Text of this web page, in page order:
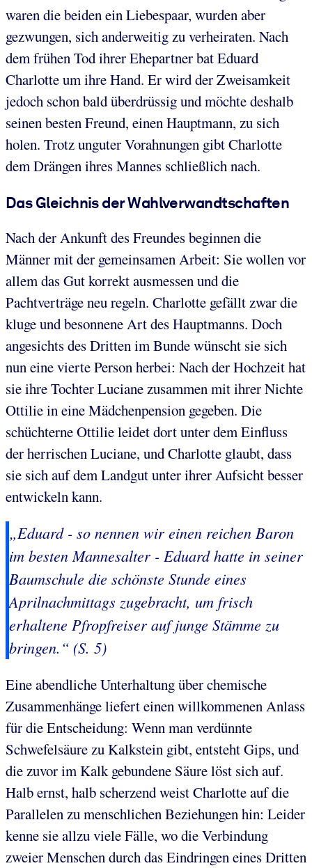
waren die beiden ein Liebespaar, wurden aber
gezwungen, sich anderweitig zu verheiraten. Nach
dem frühen Tod ihrer Ehepartner bat Eduard
Charlotte um ihre Hand. Er wird der Zweisamkeit
jedoch schon bald überdrüssig und möchte deshalb
seinen besten Freund, einen Hauptmann, zu sich
holen. Trotz unguter Vorahnungen gibt Charlotte
dem Drängen ihres Mannes schließlich nach.
Das Gleichnis der Wahlverwandtschaften
Nach der Ankunft des Freundes beginnen die
Männer mit der gemeinsamen Arbeit: Sie wollen vor
allem das Gut korrekt ausmessen und die
Pachtverträge neu regeln. Charlotte gefällt zwar die
kluge und besonnene Art des Hauptmanns. Doch
angesichts des Dritten im Bunde wünscht sie sich
nun eine vierte Person herbei: Nach der Hochzeit hat
sie ihre Tochter Luciane zusammen mit ihrer Nichte
Ottilie in eine Mädchenpension gegeben. Die
schüchterne Ottilie leidet dort unter dem Einfluss
der herrischen Luciane, und Charlotte glaubt, dass
sie sich auf dem Landgut unter ihrer Aufsicht besser
entwickeln kann.
„Eduard - so nennen wir einen reichen Baron
im besten Mannesalter - Eduard hatte in seiner
Baumschule die schönste Stunde eines
Aprilnachmittags zugebracht, um frisch
erhaltene Pfropfreiser auf junge Stämme zu
bringen.“ (S. 5)
Eine abendliche Unterhaltung über chemische
Zusammenhänge liefert einen willkommenen Anlass
für die Entscheidung: Wenn man verdünnte
Schwefelsäure zu Kalkstein gibt, entsteht Gips, und
die zuvor im Kalk gebundene Säure löst sich auf.
Halb ernst, halb scherzend weist Charlotte auf die
Parallelen zu menschlichen Beziehungen hin: Leider
kenne sie allzu viele Fälle, wo die Verbindung
zweier Menschen durch das Eindringen eines Dritten